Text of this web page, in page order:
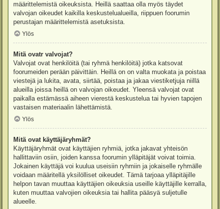
määrittelemistä oikeuksista. Heillä saattaa olla myös täydet
valvojan oikeudet kaikilla keskustelualueilla, riippuen foorumin
perustajan määrittelemistä asetuksista.
Ylös
Mitä ovatr valvojat?
Valvojat ovat henkilöitä (tai ryhmä henkilöitä) jotka katsovat
foorumeiden perään päivittäin. Heillä on on valta muokata ja poistaa
viestejä ja lukita, avata, siirtää, poistaa ja jakaa viestiketjuja niillä
alueilla joissa heillä on valvojan oikeudet. Yleensä valvojat ovat
paikalla estämässä aiheen vierestä keskustelua tai hyvien tapojen
vastaisen materiaalin lähettämistä.
Ylös
Mitä ovat käyttäjäryhmät?
Käyttäjäryhmät ovat käyttäjien ryhmiä, jotka jakavat yhteisön
hallittaviin osiin, joiden kanssa foorumin ylläpitäjät voivat toimia.
Jokainen käyttäjä voi kuulua useisiin ryhmiin ja jokaiselle ryhmälle
voidaan määritellä yksilölliset oikeudet. Tämä tarjoaa ylläpitäjille
helpon tavan muuttaa käyttäjien oikeuksia useille käyttäjille kerralla,
kuten muuttaa valvojien oikeuksia tai hallita pääsyä suljetulle
alueelle.